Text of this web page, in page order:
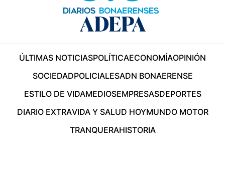
ÚLTIMAS NOTICIASPOLÍTICAECONOMÍAOPINIÓN
SOCIEDADPOLICIALESADN BONAERENSE
ESTILO DE VIDAMEDIOSEMPRESASDEPORTES
DIARIO EXTRAVIDA Y SALUD HOYMUNDO MOTOR
TRANQUERAHISTORIA